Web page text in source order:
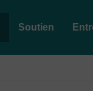
Soutien